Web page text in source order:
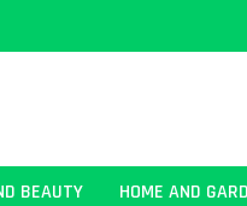
BEAUTY HOME AND